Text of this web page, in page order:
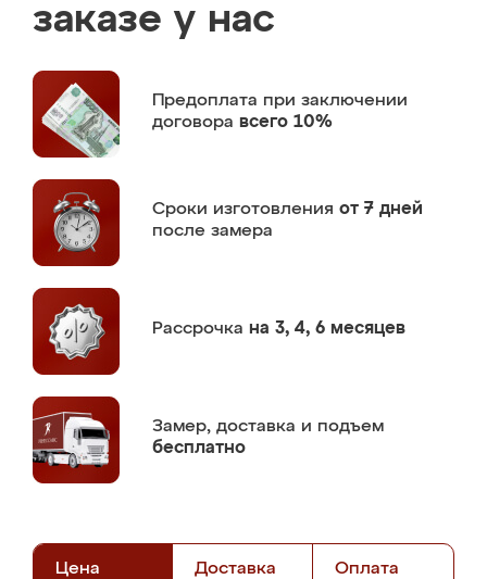
заказе у нас
Предоплата при заключении
договора всего 10%
Сроки изготовления от 7 дней
после замера
Рассрочка на 3, 4, 6 месяцев
Замер, доставка и подъем
бесплатно
Цена Доставка Оплата